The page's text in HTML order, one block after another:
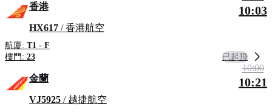
香港
HX617 / 香港航空
航廈: T1 - F
樓門: 23
10:03
已起飛
金蘭
VJ5925 / 越捷航空
10:00
10:21